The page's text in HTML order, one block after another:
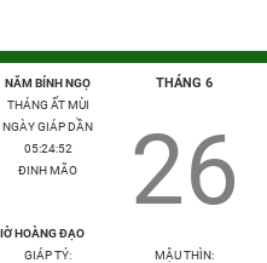
NĂM BÍNH NGỌ
THÁNG ẤT MÙI
NGÀY GIÁP DẦN
05:24:53
ĐINH MÃO
THÁNG 6
26
HOÀNG ĐẠO
GIÁP TÝ:
MẬU THÌN: